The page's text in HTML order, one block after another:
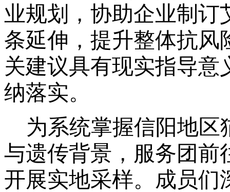
业规划，协助企业制订
条延伸，提升整体抗风
关建议具有现实指导
纳落实。
为系统掌握信阳地
与遗传背景，服务团前
开展实地采样。成员们